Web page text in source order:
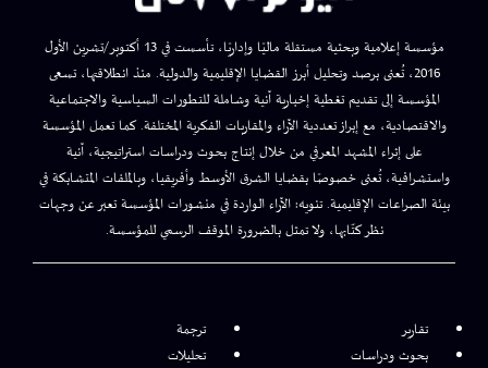
مؤسسة إعلامية وبحثية مستقلة ماليًا وإداريًا، تأسست في 13 أكتوبر/تشرين الأول
2016، تُعنى برصد وتحليل أبرز القضايا الإقليمية والدولية. منذ انطلاقتها، تسعى
المؤسسة إلى تقديم تغطية إخبارية آنية وشاملة للتطورات السياسية والاجتماعية
والاقتصادية، مع إبراز تعددية الآراء والمقاربات الفكرية المختلفة. كما تعمل المؤسسة
على إثراء المشهد المعرفي من خلال إنتاج بحوث ودراسات استراتيجية، آنية
واستشرافية، تُعنى خصوصًا بقضايا الشرق الأوسط وأفريقيا، وبالملفات المتشابكة في
بيئة الصراعات الإقليمية. تنويه: الآراء الواردة في منشورات المؤسسة تعبر عن وجهات
نظر كتّابها، ولا تمثل بالضرورة الموقف الرسمي للمؤسسة.
تقارير
ترجمة
بحوث ودراسات
تحليلات